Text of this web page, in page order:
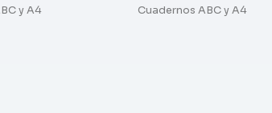
y A4 Cuadernos ABC y A4